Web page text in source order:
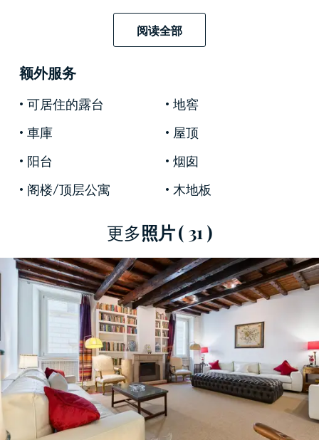
這間公寓位於羅馬最迷人和最負盛名的街道之
爾內塞廣場
力，以其優雅而聞名，並毗鄰標誌性古蹟，如法
多熱鬧俱樂部的
。該地區是城市藝術中
心和住宅中心的完美交匯點，同時享有寧靜，可
享受所有主要服務，並且靠近羅馬的景點，包括
萬神殿、聖天使橋
納沃納廣場。
待售房產所在的宮殿經過翻新，保留了其
悠久的羅馬建築的完美典範，其元素反映了古典
風格和傳統風味，如壁畫天花板、赤土地板和寬
闊的樓梯。歷史建築與現代風格的結合使該酒店
過去與現在融合的完美典範，專為那些在羅
馬市中心尋求獨特莊園的人們而設計。
公寓分為兩層，旨在提供最大的功能性和舒適
度。第一層設有起居區，設有
附壁爐的寬敞起居
室、私人書房、餐廳和用餐廚房。此樓層設有服
阅读全部
额外服务
可居住的露台
地窖
車庫
屋顶
阳台
烟囱
阁楼/顶层公寓
木地板
更多照片( 31 )